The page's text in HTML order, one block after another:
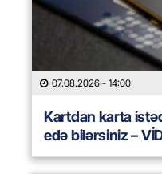
07.08.2026 - 14:00
Kartdan karta
edə bilərsiniz –